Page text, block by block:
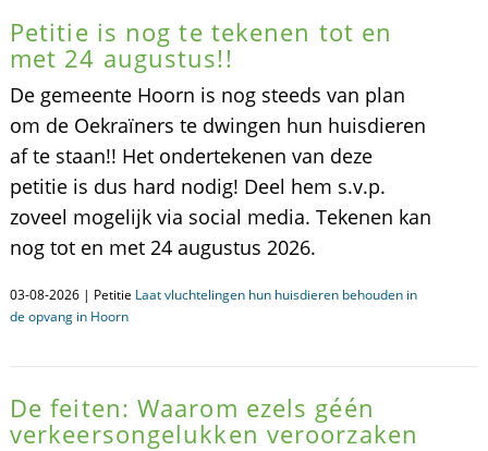
Petitie is nog te tekenen tot en
met 24 augustus!!
De gemeente Hoorn is nog steeds van plan
om de Oekraïners te dwingen hun huisdieren
af te staan!! Het ondertekenen van deze
petitie is dus hard nodig! Deel hem s.v.p.
zoveel mogelijk via social media. Tekenen kan
nog tot en met 24 augustus 2026.
03-08-2026 | Petitie Laat vluchtelingen hun huisdieren behouden in
de opvang in Hoorn
De feiten: Waarom ezels géén
verkeersongelukken veroorzaken